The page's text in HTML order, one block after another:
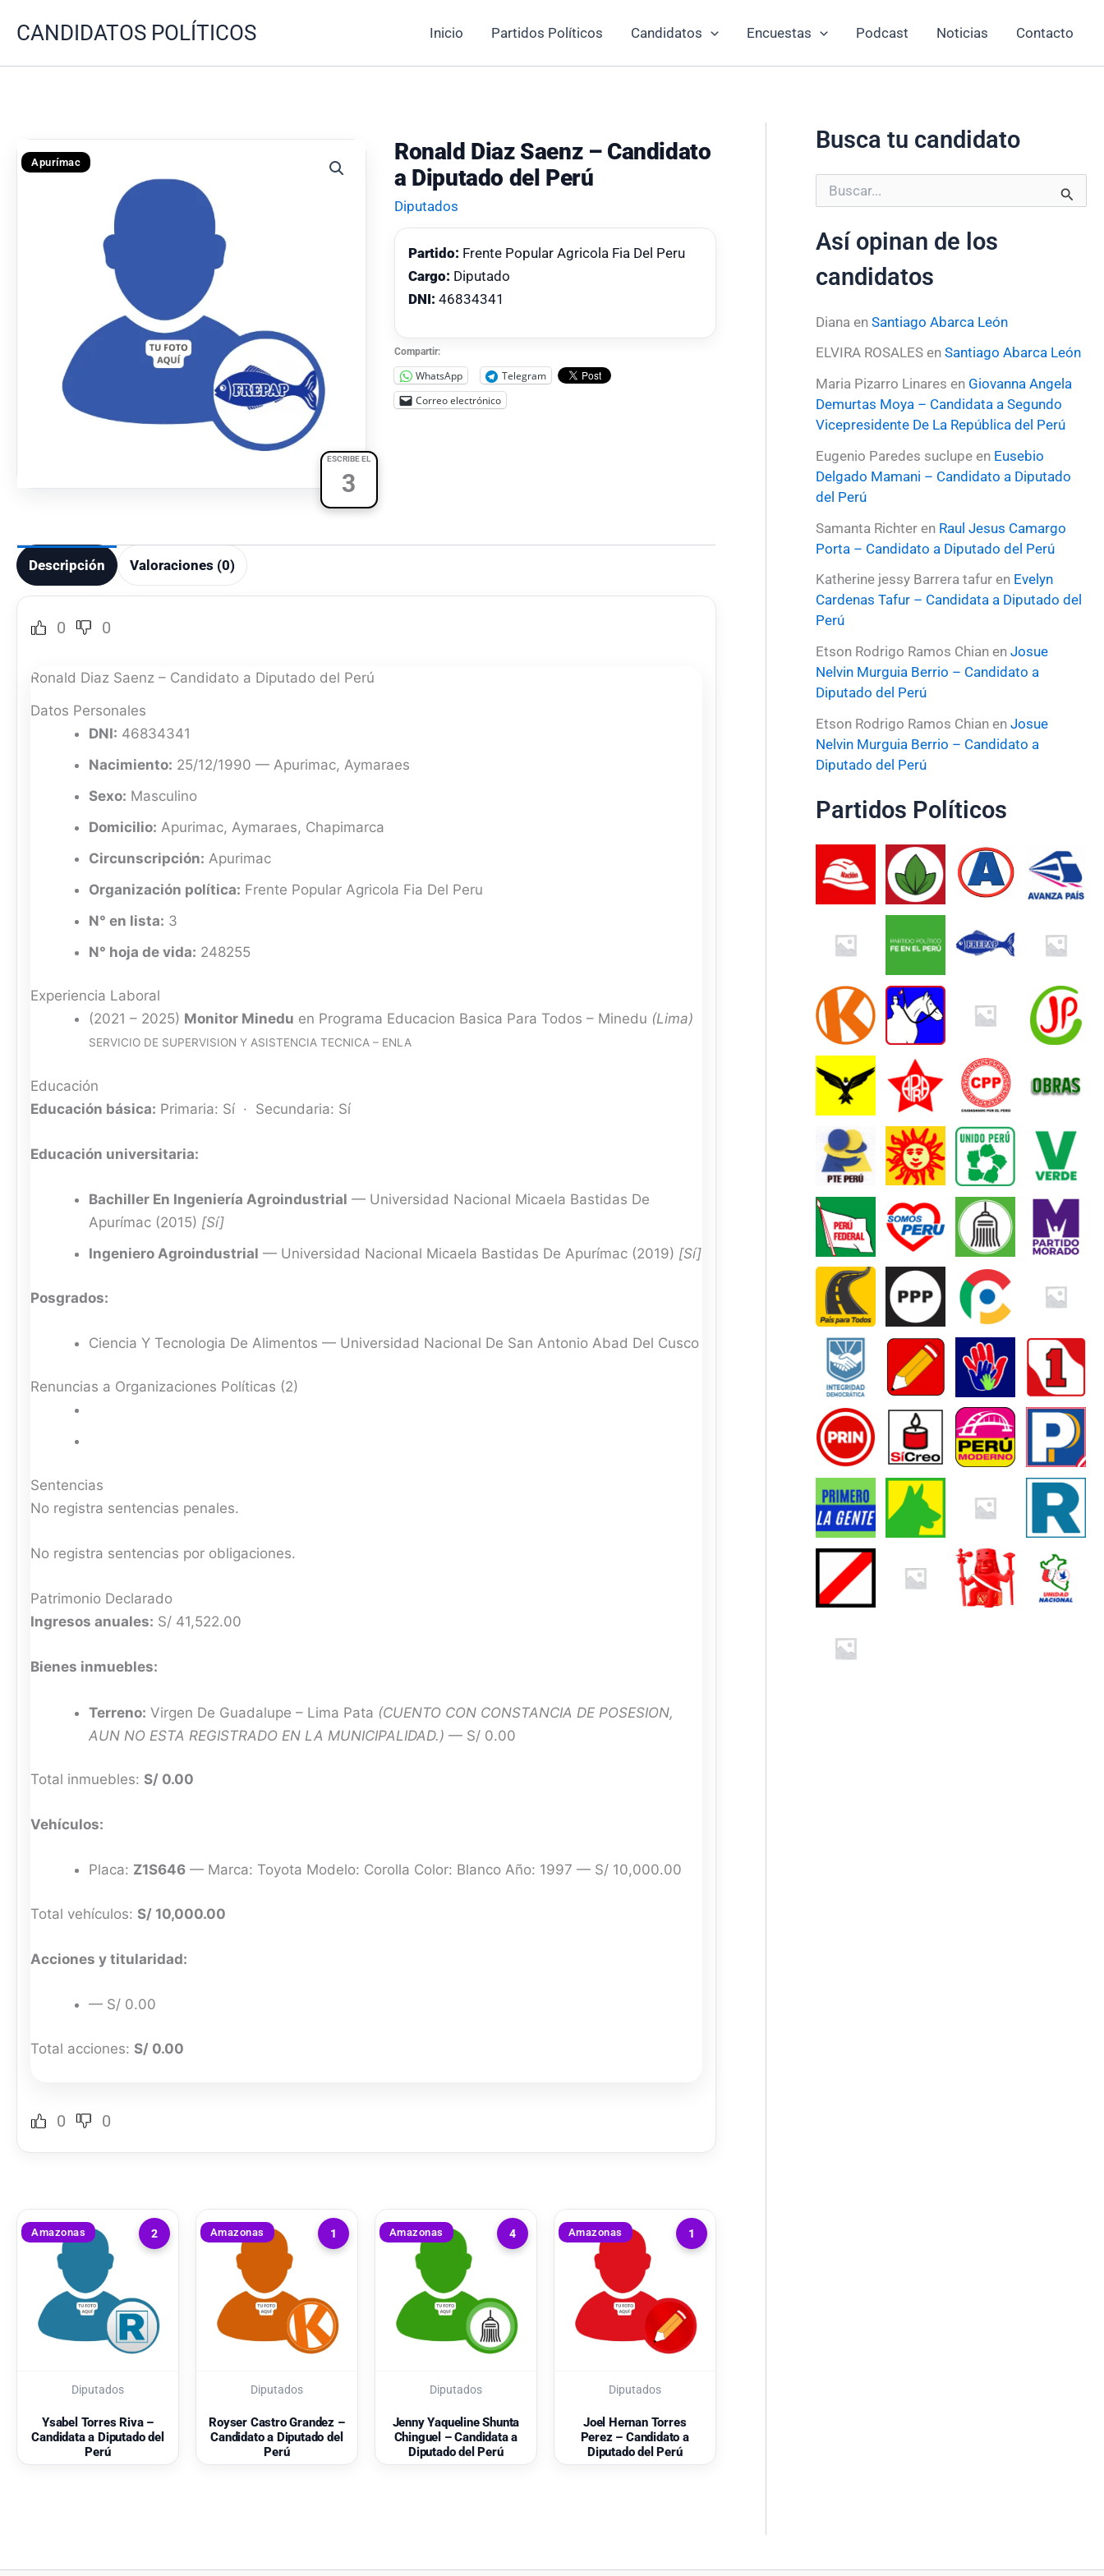
CANDIDATOS POLÍTICOS Inicio Partidos Políticos Candidatos Encuestas Podcast Noticias Contacto
ESCRIBE EL
3
Apurímac
Ronald Diaz Saenz – Candidato
a Diputado del Perú
Diputados
Partido: Frente Popular Agricola Fia Del Peru
Cargo: Diputado
DNI: 46834341
Compartir:
WhatsApp
Telegram
Correo electrónico
Descripción Valoraciones (0)
0 0
Ronald Diaz Saenz – Candidato a Diputado del Perú
Datos Personales
DNI: 46834341
Nacimiento: 25/12/1990 — Apurimac, Aymaraes
Sexo: Masculino
Domicilio: Apurimac, Aymaraes, Chapimarca
Circunscripción: Apurimac
Organización política: Frente Popular Agricola Fia Del Peru
N° en lista: 3
N° hoja de vida: 248255
Experiencia Laboral
(2021 – 2025) Monitor Minedu en Programa Educacion Basica Para Todos – Minedu (Lima)
SERVICIO DE SUPERVISION Y ASISTENCIA TECNICA – ENLA
Educación
Educación básica: Primaria: Sí · Secundaria: Sí
Educación universitaria:
Bachiller En Ingeniería Agroindustrial — Universidad Nacional Micaela Bastidas De
Apurímac (2015) [Sí]
Ingeniero Agroindustrial — Universidad Nacional Micaela Bastidas De Apurímac (2019) [Sí]
Posgrados:
Ciencia Y Tecnologia De Alimentos — Universidad Nacional De San Antonio Abad Del Cusco
Renuncias a Organizaciones Políticas (2)
Sentencias
No registra sentencias penales.
No registra sentencias por obligaciones.
Patrimonio Declarado
Ingresos anuales: S/ 41,522.00
Bienes inmuebles:
Terreno: Virgen De Guadalupe – Lima Pata (CUENTO CON CONSTANCIA DE POSESION,
AUN NO ESTA REGISTRADO EN LA MUNICIPALIDAD.) — S/ 0.00
Total inmuebles: S/ 0.00
Vehículos:
Placa: Z1S646 — Marca: Toyota Modelo: Corolla Color: Blanco Año: 1997 — S/ 10,000.00
Total vehículos: S/ 10,000.00
Acciones y titularidad:
— S/ 0.00
Total acciones: S/ 0.00
0 0
2
Amazonas
Diputados
Ysabel Torres Riva –
Candidata a Diputado del
Perú
1
Amazonas
Diputados
Royser Castro Grandez –
Candidato a Diputado del
Perú
4
Amazonas
Diputados
Jenny Yaqueline Shunta
Chinguel – Candidata a
Diputado del Perú
1
Amazonas
Diputados
Joel Hernan Torres
Perez – Candidato a
Diputado del Perú
Busca tu candidato
u
c
r
r
Así opinan de los
candidatos
Diana en Santiago Abarca León
ELVIRA ROSALESen Santiago Abarca León
Maria Pizarro Linares en Giovanna Angela
Demurtas Moya – Candidata a Segundo
Vicepresidente De La República del Perú
Eugenio Paredes suclupeen Eusebio
Delgado Mamani – Candidato a Diputado
del Perú
Samanta Richteren Raul Jesus Camargo
Porta – Candidato a Diputado del Perú
Katherine jessy Barrera tafuren Evelyn
Cardenas Tafur – Candidata a Diputado del
Perú
Etson Rodrigo Ramos Chianen Josue
Nelvin Murguia Berrio – Candidato a
Diputado del Perú
Etson Rodrigo Ramos Chianen Josue
Nelvin Murguia Berrio – Candidato a
Diputado del Perú
Partidos Políticos